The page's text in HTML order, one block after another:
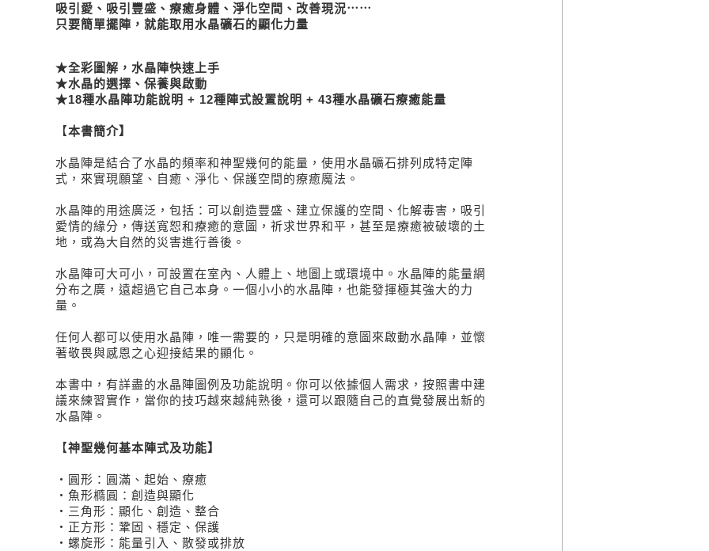
吸引愛、吸引豐盛、療癒身體、淨化空間、改善現況⋯⋯
只要簡單擺陣，就能取用水晶礦石的顯化力量
★全彩圖解，水晶陣快速上手
★水晶的選擇、保養與啟動
★18種水晶陣功能說明 + 12種陣式設置說明 + 43種水晶礦石療癒能量
【本書簡介】
水晶陣是結合了水晶的頻率和神聖幾何的能量，使用水晶礦石排列成特定陣
式，來實現願望、自癒、淨化、保護空間的療癒魔法。
水晶陣的用途廣泛，包括：可以創造豐盛、建立保護的空間、化解毒害，吸引
愛情的緣分，傳送寬恕和療癒的意圖，祈求世界和平，甚至是療癒被破壞的土
地，或為大自然的災害進行善後。
水晶陣可大可小，可設置在室內、人體上、地圖上或環境中。水晶陣的能量網
分布之廣，遠超過它自己本身。一個小小的水晶陣，也能發揮極其強大的力
量。
任何人都可以使用水晶陣，唯一需要的，只是明確的意圖來啟動水晶陣，並懷
著敬畏與感恩之心迎接結果的顯化。
本書中，有詳盡的水晶陣圖例及功能說明。你可以依據個人需求，按照書中建
議來練習實作，當你的技巧越來越純熟後，還可以跟隨自己的直覺發展出新的
水晶陣。
【神聖幾何基本陣式及功能】
・圓形：圓滿、起始、療癒
・魚形橢圓：創造與顯化
・三角形：顯化、創造、整合
・正方形：鞏固、穩定、保護
・螺旋形：能量引入、散發或排放